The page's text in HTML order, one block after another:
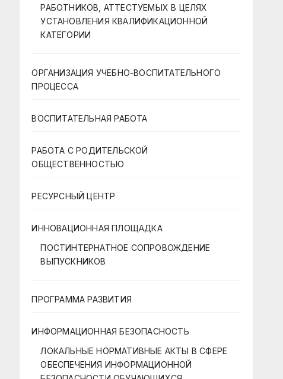
РАБОТНИКОВ, АТТЕСТУЕМЫХ В ЦЕЛЯХ
УСТАНОВЛЕНИЯ КВАЛИФИКАЦИОННОЙ
КАТЕГОРИИ
ОРГАНИЗАЦИЯ УЧЕБНО-ВОСПИТАТЕЛЬНОГО
ПРОЦЕССА
ВОСПИТАТЕЛЬНАЯ РАБОТА
РАБОТА С РОДИТЕЛЬСКОЙ
ОБЩЕСТВЕННОСТЬЮ
РЕСУРСНЫЙ ЦЕНТР
ИННОВАЦИОННАЯ ПЛОЩАДКА
ПОСТИНТЕРНАТНОЕ СОПРОВОЖДЕНИЕ
ВЫПУСКНИКОВ
ПРОГРАММА РАЗВИТИЯ
ИНФОРМАЦИОННАЯ БЕЗОПАСНОСТЬ
ЛОКАЛЬНЫЕ НОРМАТИВНЫЕ АКТЫ В СФЕРЕ
ОБЕСПЕЧЕНИЯ ИНФОРМАЦИОННОЙ